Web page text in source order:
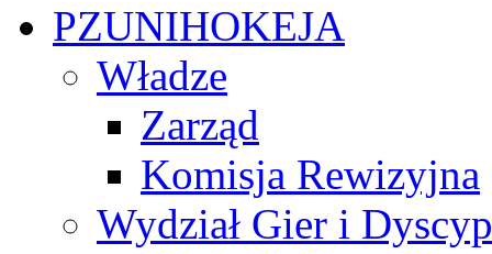
PZUNIHOKEJA
Władze
Zarząd
Komisja Rewizyjna
Wydział Gier i